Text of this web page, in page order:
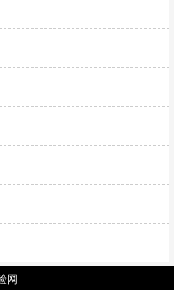
网